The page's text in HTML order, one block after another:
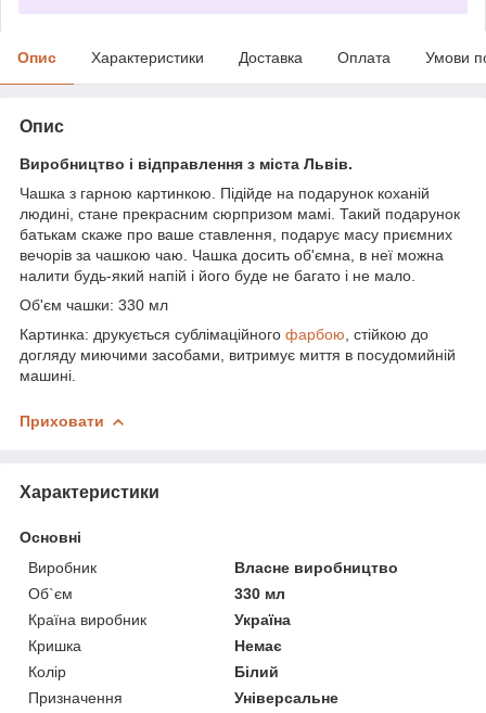
Опис Характеристики Доставка Оплата Умови
Опис
Виробництво і відправлення з міста Львів.
Чашка з гарною картинкою. Підійде на подарунок коханій
людині, стане прекрасним сюрпризом мамі. Такий подарунок
батькам скаже про ваше ставлення, подарує масу приємних
вечорів за чашкою чаю. Чашка досить об'ємна, в неї можна
налити будь-який напій і його буде не багато і не мало.
Об'єм чашки: 330 мл
Картинка: друкується сублімаційного фарбою , стійкою до
догляду миючими засобами, витримує миття в посудомийній
машині.
Приховати
Характеристики
Основні
Виробник
Власне виробництво
Об`єм
330 мл
Країна виробник
Україна
Кришка
Немає
Колір
Білий
Призначення
Універсальне